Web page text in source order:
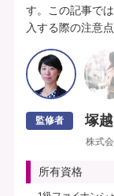
す。この記事で
入する際の注意
監修者 塚
株式
所有資格